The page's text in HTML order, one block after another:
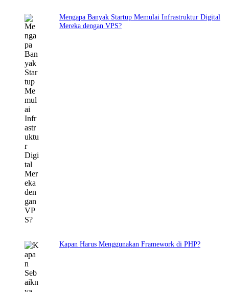
Mengapa Banyak Startup Memulai Infrastruktur Digital
Mereka dengan VPS?
Kapan Harus Menggunakan Framework di PHP?